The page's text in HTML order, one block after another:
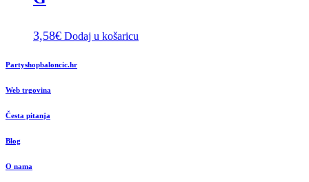
3,58€ Dodaj u košaricu
Partyshopbaloncic.hr
Web trgovina
Česta pitanja
Blog
O nama